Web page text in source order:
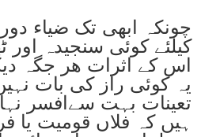
چونکہ ابھی تک ضیاء
کیلئے کوئی سنجیدہ
اس کے اثرات ھر جگہ
یہ کوئی راز کی بات
تعینات بہت سےافسر
ہیں کہ فلاں قومیت یا